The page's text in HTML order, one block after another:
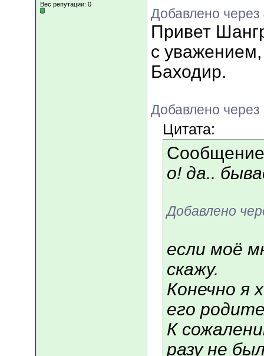
Вес репутации: 0
Добавлено
Привет
с уважением,
Баходир.
Добавлено
Цитата:
о! да..
Добавлено
если моё
скажу.
Конечно я
его
К
разу не